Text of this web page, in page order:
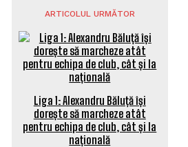
ARTICOLUL URMĂTOR
Liga 1: Alexandru Băluță își
dorește să marcheze atât
pentru echipa de club, cât și la
națională